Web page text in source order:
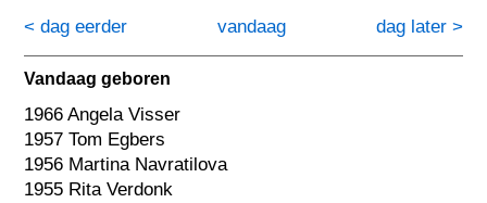
< dag eerder dag later >
vandaag
Vandaag geboren
1966 Angela Visser
1957 Tom Egbers
1956 Martina Navratilova
1955 Rita Verdonk